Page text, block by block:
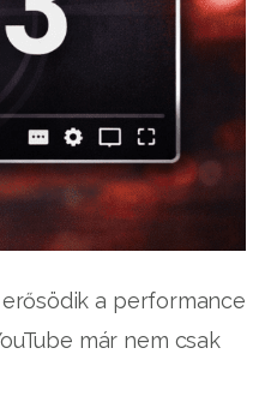
a performance
már nem csak